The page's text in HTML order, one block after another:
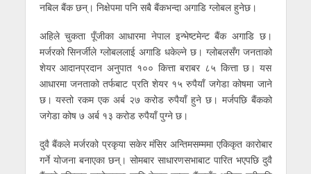
नबिल बैंक छन्। निक्षेपमा पनि सबै बैंकभन्दा अगाडि ग्लोबल हुनेछ।
अहिले चुकता पूँजीका आधारमा नेपाल इन्भेष्टमेन्ट बैंक अगाडि छ।
मर्जरको सिनर्जीले ग्लोबललाई अगाडि धकेल्ने छ। ग्लोबलसँग जनताको
शेयर आदानप्रदान अनुपात १०० कित्ता बराबर ८५ कित्ता छ। यस
आधारमा जनताको तर्फबाट प्रति शेयर १५ रुपैयाँ जगेडा कोषमा जाने
छ। यस्तो रकम एक अर्ब २७ करोड रुपैयाँ हुने छ। मर्जपछि बैंकको
जगेडा कोष ७ अर्ब १३ करोड रुपैयाँ पुग्ने छ।
दुवै बैंकले मर्जरको प्रकृया सकेर मंसिर अन्तिमसम्ममा एकिकृत कारोबार
गर्ने योजना बनाएका छन्। सोमबार साधारणसभाबाट पारित भएपछि दुवै